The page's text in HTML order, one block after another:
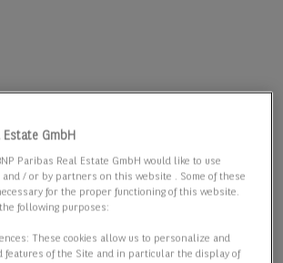
Estate GmbH
Paribas Real Estate GmbH would like to use
and / or by partners on this website . Some of these
for the proper functioning of this website.
following purposes:
These cookies allow us to personalize and
features of the Site and in particular the display of